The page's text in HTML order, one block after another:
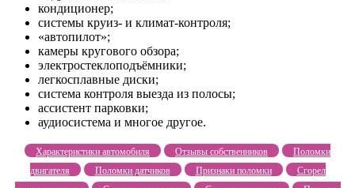
кондиционер;
системы круиз- и климат-контроля;
«автопилот»;
камеры кругового обзора;
электростеклоподъёмники;
легкосплавные диски;
система контроля выезда из полосы;
ассистент парковки;
аудиосистема и многое другое.
Характеристики автомобиля Отзывы собственников
Поломки
двигателя
Поломки датчиков Признаки поломки
Сгорел